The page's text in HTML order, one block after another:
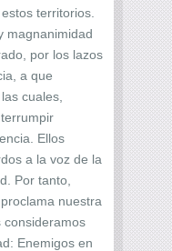
territorios.
magnanimidad
por los lazos
a que
cuales,
Ellos
a la voz de la
Por tanto,
nuestra
consideramos
Enemigos en